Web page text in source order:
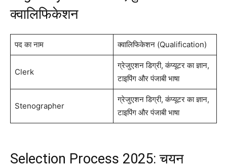
क्वालिफिकेशन
पद का नाम क्वालिफिकेशन (Qualification)
Clerk
ग्रेजुएशन डिग्री, कंप्यूटर का ज्ञान,
टाइपिंग और पंजाबी भाषा
Stenographer
ग्रेजुएशन डिग्री, कंप्यूटर का ज्ञान,
टाइपिंग और पंजाबी भाषा
Selection Process 2025: चयन